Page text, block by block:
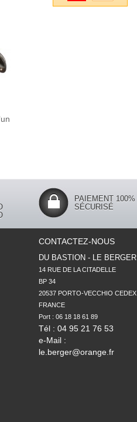
PAIEMENT 100%
SÉCURISÉ
CONTACTEZ-NOUS
DU BASTION - LE BERGER
14 RUE DE LA CITADELLE
BP 34
20537 PORTO-VECCHIO CEDEX
FRANCE
Tél : 04 95 21 76 53
e-Mail :
le.berger@orange.fr